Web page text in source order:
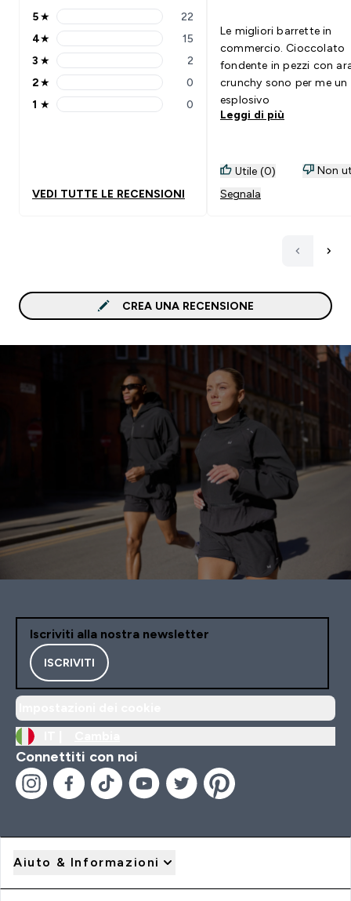
5 stars rating 22 reviews
5★ 22
4 stars rating 15 reviews
4★ 15
3 stars rating 2 reviews
3 ★ 2
2 stars rating 0 reviews
2★ 0
1 stars rating 0 reviews
1 ★ 0
VEDI TUTTE LE RECENSIONI
Le migliori barrette in
commercio. Cioccolato
fondente in pezzi con
crunchy sono per me un
esplosivo
Leggi di più
Utile (0)
Non
Segnala
CREA UNA RECENSIONE
Iscriviti alla nostra newsletter
ISCRIVITI
Connettiti con noi
Aiuto & Informazioni